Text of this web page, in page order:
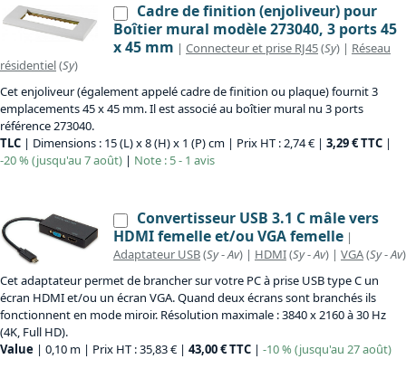
Cadre de finition (enjoliveur) pour
Boîtier mural modèle 273040, 3 ports 45
x 45 mm | Connecteur et prise RJ45(Sy) | Réseau
résidentiel(Sy)
Cet enjoliveur (également appelé cadre de finition ou plaque) fournit 3
emplacements 45 x 45 mm. Il est associé au boîtier mural nu 3 ports
référence 273040.
TLC | Dimensions : 15 (L) x 8 (H) x 1 (P) cm | Prix HT : 2,74 € | 3,29 € TTC |
-20 % (jusqu'au 7 août) | Note : 5 - 1 avis
Convertisseur USB 3.1 C mâle vers
HDMI femelle et/ou VGA femelle |
Adaptateur USB(Sy-Av) | HDMI(Sy-Av) | VGA(Sy-Av)
Cet adaptateur permet de brancher sur votre PC à prise USB type C un
écran HDMI et/ou un écran VGA. Quand deux écrans sont branchés ils
fonctionnent en mode miroir. Résolution maximale : 3840 x 2160 à 30 Hz
(4K, Full HD).
Value | 0,10 m | Prix HT : 35,83 € | 43,00 € TTC | -10 % (jusqu'au 27 août)